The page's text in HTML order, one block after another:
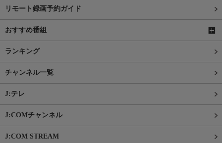
リモート録画予約ガイド
おすすめ番組
ランキング
チャンネル一覧
J:テレ
J:COMチャンネル
J:COM STREAM